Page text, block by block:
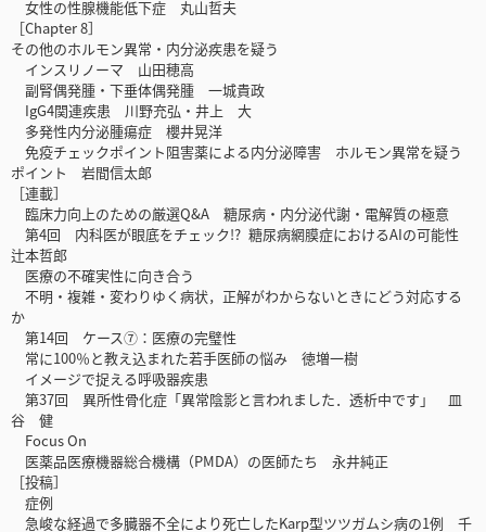
女性の性腺機能低下症 丸山哲夫
［Chapter 8］
その他のホルモン異常・内分泌疾患を疑う
インスリノーマ 山田穂高
副腎偶発腫・下垂体偶発腫 一城貴政
IgG4関連疾患 川野充弘・井上 大
多発性内分泌腫瘍症 櫻井晃洋
免疫チェックポイント阻害薬による内分泌障害 ホルモン異常を疑う
ポイント 岩間信太郎
［連載］
臨床力向上のための厳選Q&A 糖尿病・内分泌代謝・電解質の極意
第4回 内科医が眼底をチェック!? 糖尿病網膜症におけるAIの可能性
辻本哲郎
医療の不確実性に向き合う
不明・複雑・変わりゆく病状，正解がわからないときにどう対応する
か
第14回 ケース⑦：医療の完璧性
常に100％と教え込まれた若手医師の悩み 徳増一樹
イメージで捉える呼吸器疾患
第37回 異所性骨化症「異常陰影と言われました．透析中です」 皿
谷 健
Focus On
医薬品医療機器総合機構（PMDA）の医師たち 永井純正
［投稿］
症例
急峻な経過で多臓器不全により死亡したKarp型ツツガムシ病の1例 千